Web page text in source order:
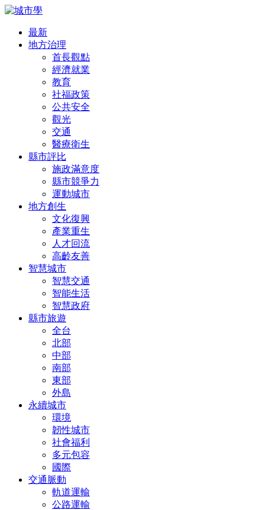
最新
地方治理
首長觀點
經濟就業
教育
社福政策
公共安全
觀光
交通
醫療衛生
縣市評比
施政滿意度
縣市競爭力
運動城市
地方創生
文化復興
產業重生
人才回流
高齡友善
智慧城市
智慧交通
智能生活
智慧政府
縣市旅遊
全台
北部
中部
南部
東部
外島
永續城市
環境
韌性城市
社會福利
多元包容
國際
交通脈動
軌道運輸
公路運輸